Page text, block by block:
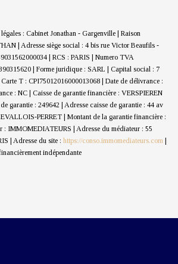
: Cabinet Jonathan - Gargenville | Raison
| Adresse siège social : 4 bis rue Victor Beaufils -
| RCS : PARIS | Numero TVA
| Forme juridique : SARL | Capital social : 7
Carte T : CPI75012016000013068 | Date de délivrance :
: NC | Caisse de garantie financière : VERSPIEREN
garantie : 249642 | Adresse caisse de garantie : 44 av
PERRET | Montant de la garantie financière :
: IMMOMEDIATEURS | Adresse du médiateur : 55
| Adresse du site : https://conso.immomediateurs.com |
indépendante